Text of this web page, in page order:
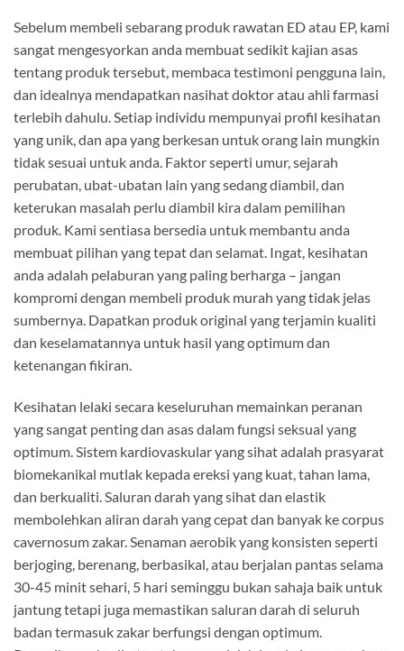
Sebelum membeli sebarang produk rawatan ED atau EP, kami
sangat mengesyorkan anda membuat sedikit kajian asas
tentang produk tersebut, membaca testimoni pengguna lain,
dan idealnya mendapatkan nasihat doktor atau ahli farmasi
terlebih dahulu. Setiap individu mempunyai profil kesihatan
yang unik, dan apa yang berkesan untuk orang lain mungkin
tidak sesuai untuk anda. Faktor seperti umur, sejarah
perubatan, ubat-ubatan lain yang sedang diambil, dan
keterukan masalah perlu diambil kira dalam pemilihan
produk. Kami sentiasa bersedia untuk membantu anda
membuat pilihan yang tepat dan selamat. Ingat, kesihatan
anda adalah pelaburan yang paling berharga – jangan
kompromi dengan membeli produk murah yang tidak jelas
sumbernya. Dapatkan produk original yang terjamin kualiti
dan keselamatannya untuk hasil yang optimum dan
ketenangan fikiran.
Kesihatan lelaki secara keseluruhan memainkan peranan
yang sangat penting dan asas dalam fungsi seksual yang
optimum. Sistem kardiovaskular yang sihat adalah prasyarat
biomekanikal mutlak kepada ereksi yang kuat, tahan lama,
dan berkualiti. Saluran darah yang sihat dan elastik
membolehkan aliran darah yang cepat dan banyak ke corpus
cavernosum zakar. Senaman aerobik yang konsisten seperti
berjoging, berenang, berbasikal, atau berjalan pantas selama
30-45 minit sehari, 5 hari seminggu bukan sahaja baik untuk
jantung tetapi juga memastikan saluran darah di seluruh
badan termasuk zakar berfungsi dengan optimum.